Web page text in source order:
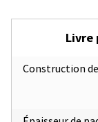
Livre
Construction